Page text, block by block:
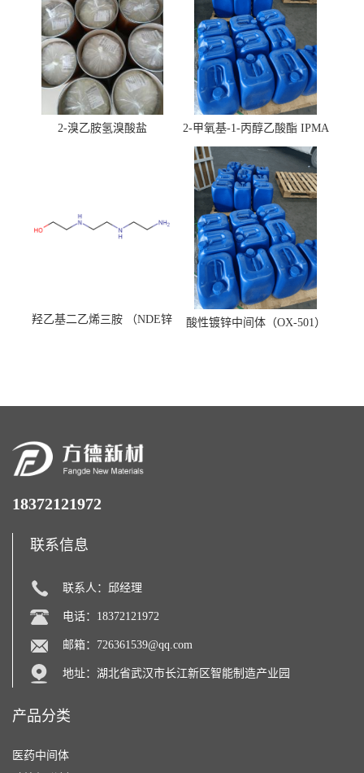
2-溴乙胺氢溴酸盐 2-甲氧基-1-丙醇乙酸酯 IPMA
羟乙基二乙烯三胺 （NDE锌
酸性镀锌中间体（OX-501）
18372121972
联系信息
联系人：邱经理
电话：18372121972
邮箱： 726361539@qq.com
地址：湖北省武汉市长江新区智能制造产业园
产品分类
医药中间体